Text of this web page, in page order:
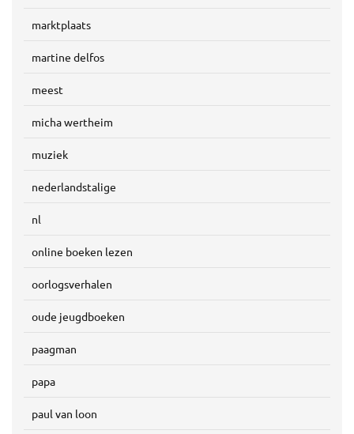
marktplaats
martine delfos
meest
micha wertheim
muziek
nederlandstalige
nl
online boeken lezen
oorlogsverhalen
oude jeugdboeken
paagman
papa
paul van loon